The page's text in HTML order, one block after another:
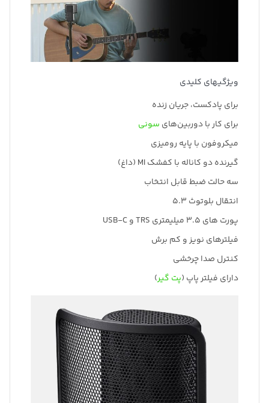
ویژگیهای کلیدی
برای پادکست، جریان زنده
برای کار با دوربین‌های سونی
میکروفون با پایه رومیزی
گیرنده دو کاناله با کفشک MI (داغ)
سه حالت ضبط قابل انتخاب
انتقال بلوتوث 5.3
پورت های 3.5 میلیمتری TRS و USB-C
فیلترهای نویز و کم برش
کنترل صدا چرخشی
دارای فیلتر پاپ (پت گیر)